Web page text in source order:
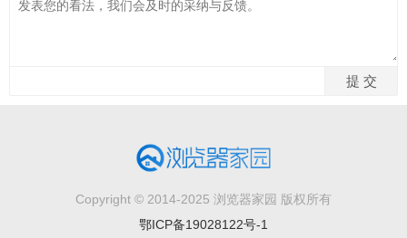
Copyright © 2014-2025 浏览器家园 版权所有
鄂ICP备19028122号-1